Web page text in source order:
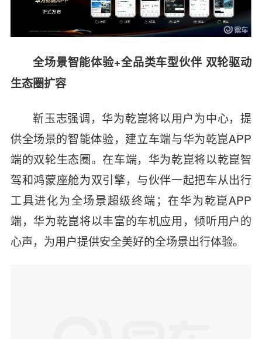
全场景智能体验+全品类车型伙伴 双轮驱动
生态圈扩容
靳玉志强调，华为乾崑将以用户为中心，提
供全场景的智能体验，建立车端与华为乾崑APP
端的双轮生态圈。在车端，华为乾崑将以乾崑智
驾和鸿蒙座舱为双引擎，与伙伴一起把车从出行
工具进化为全场景超级终端；在华为乾崑APP
端，华为乾崑将以丰富的车机应用，倾听用户的
心声，为用户提供安全美好的全场景出行体验。